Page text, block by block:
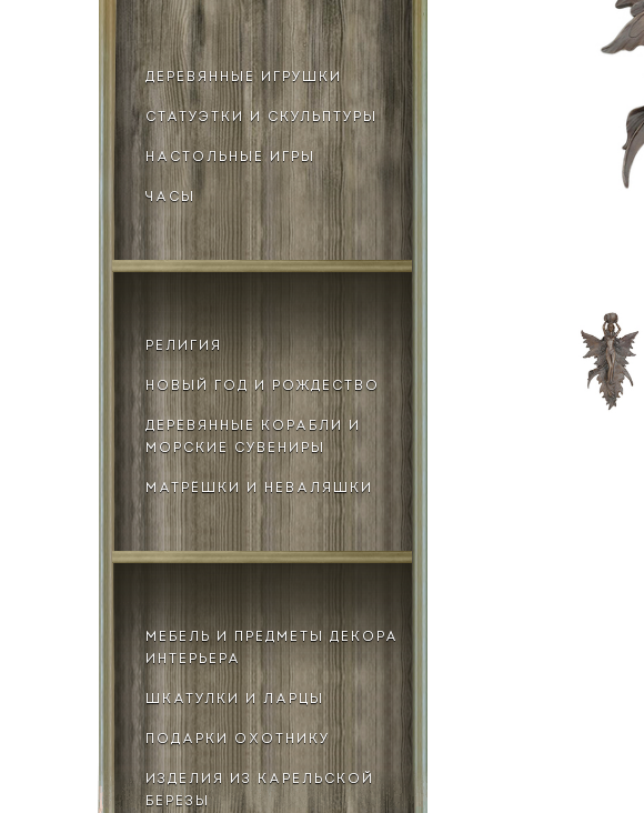
ДЕРЕВЯННЫЕ ИГРУШКИ
СТАТУЭТКИ И СКУЛЬПТУРЫ
НАСТОЛЬНЫЕ ИГРЫ
ЧАСЫ
РЕЛИГИЯ
НОВЫЙ ГОД И РОЖДЕСТВО
ДЕРЕВЯННЫЕ КОРАБЛИ И
МОРСКИЕ СУВЕНИРЫ
МАТРЁШКИ И НЕВАЛЯШКИ
МЕБЕЛЬ И ПРЕДМЕТЫ ДЕКОРА
ИНТЕРЬЕРА
ШКАТУЛКИ И ЛАРЦЫ
ПОДАРКИ ОХОТНИКУ
ИЗДЕЛИЯ ИЗ КАРЕЛЬСКОЙ
БЕРЕЗЫ